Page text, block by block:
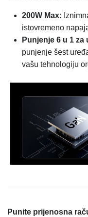
200W Max:
istovremeno
Punjenje 6 u 1 za
punjenje šest
vašu tehnologiju
Punite prijenosna